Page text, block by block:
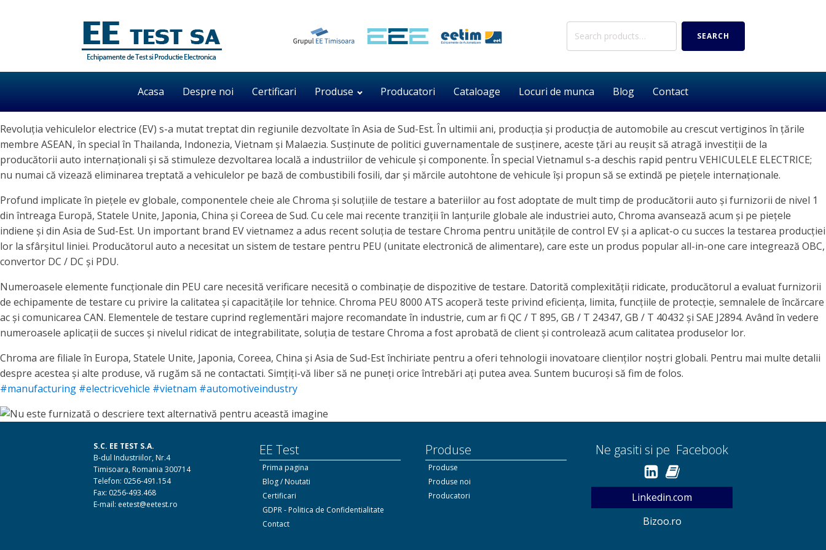
Search
SEARCH
Acasa Despre noi Certificari Produse Producatori Cataloage Locuri de munca Blog Contact
Revoluția vehiculelor electrice (EV) s-a mutat treptat din regiunile dezvoltate în Asia de Sud-Est. În ultimii ani, producția și producția de automobile au crescut vertiginos în țările
membre ASEAN, în special în Thailanda, Indonezia, Vietnam și Malaezia. Susținute de politici guvernamentale de susținere, aceste țări au reușit să atragă investiții de la
producătorii auto internaționali și să stimuleze dezvoltarea locală a industriilor de vehicule și componente. În special Vietnamul s-a deschis rapid pentru VEHICULELE ELECTRICE;
nu numai că vizează eliminarea treptată a vehiculelor pe bază de combustibili fosili, dar și mărcile autohtone de vehicule își propun să se extindă pe piețele internaționale.
Profund implicate în piețele ev globale, componentele cheie ale Chroma și soluțiile de testare a bateriilor au fost adoptate de mult timp de producătorii auto și furnizorii de nivel 1
din întreaga Europă, Statele Unite, Japonia, China și Coreea de Sud. Cu cele mai recente tranziții în lanțurile globale ale industriei auto, Chroma avansează acum și pe piețele
indiene și din Asia de Sud-Est. Un important brand EV vietnamez a adus recent soluția de testare Chroma pentru unitățile de control EV și a aplicat-o cu succes la testarea producției
lor la sfârșitul liniei. Producătorul auto a necesitat un sistem de testare pentru PEU (unitate electronică de alimentare), care este un produs popular all-in-one care integrează OBC,
convertor DC / DC și PDU.
Numeroasele elemente funcționale din PEU care necesită verificare necesită o combinație de dispozitive de testare. Datorită complexității ridicate, producătorul a evaluat furnizorii
de echipamente de testare cu privire la calitatea și capacitățile lor tehnice. Chroma PEU 8000 ATS acoperă teste privind eficiența, limita, funcțiile de protecție, semnalele de încărcare
ac și comunicarea CAN. Elementele de testare cuprind reglementări majore recomandate în industrie, cum ar fi QC / T 895, GB / T 24347, GB / T 40432 și SAE J2894. Având în vedere
numeroasele aplicații de succes și nivelul ridicat de integrabilitate, soluția de testare Chroma a fost aprobată de client și controlează acum calitatea produselor lor.
Chroma are filiale în Europa, Statele Unite, Japonia, Coreea, China și Asia de Sud-Est închiriate pentru a oferi tehnologii inovatoare clienților noștri globali. Pentru mai multe detalii
despre acestea și alte produse, vă rugăm să ne contactati. Simțiți-vă liber să ne puneți orice întrebări ați putea avea. Suntem bucuroși să fim de folos.
#manufacturing #electricvehicle #vietnam #automotiveindustry
S.C. EE TEST S.A.
B-dul Industriilor, Nr.4
Timisoara, Romania 300714
Telefon: 0256-491.154
Fax: 0256-493.468
E-mail: eetest@eetest.ro
EE Test
Prima pagina
Blog / Noutati
Certificari
GDPR - Politica de Confidentialitate
Contact
Produse
Produse
Produse noi
Producatori
Ne gasiti si pe Facebook
Linkedin.com
Bizoo.ro